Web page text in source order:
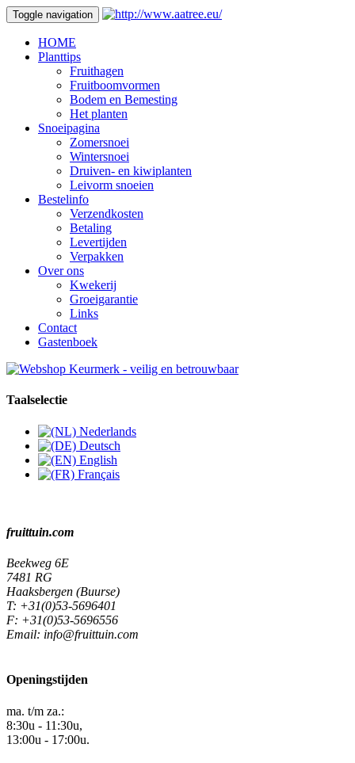
Toggle navigation
HOME
Planttips
Fruithagen
Fruitboomvormen
Bodem en Bemesting
Het planten
Snoeipagina
Zomersnoei
Wintersnoei
Druiven- en kiwiplanten
Leivorm snoeien
Bestelinfo
Verzendkosten
Betaling
Levertijden
Verpakken
Over ons
Kwekerij
Groeigarantie
Links
Contact
Gastenboek
Taalselectie
Nederlands
Deutsch
English
Français
fruittuin.com
Beekweg 6E
7481 RG
Haaksbergen (Buurse)
T: +31(0)53-5696401
F: +31(0)53-5696556
Email: info@fruittuin.com
Openingstijden
ma. t/m za.:
8:30u - 11:30u,
13:00u - 17:00u.